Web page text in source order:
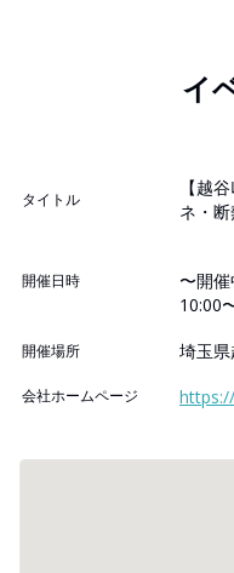
イ
タイトル
【越
ネ・
開催日時
〜開催
10:00
開催場所 埼玉
会社ホームページ